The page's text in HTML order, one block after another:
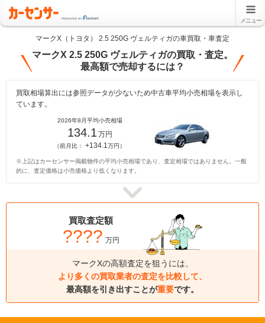
メニュー
マークX（トヨタ） 2.5 250G ヴェルティガの車買取・車査定
マークX 2.5 250G ヴェルティガの買取・査定。
最高額で売却するには？
買取相場算出には参照データが少ないため中古車平均小売相場を表示し
ています。
2026年8月平均小売相場
134.1 万円
（前月比：+134.1万円）
※上記はカーセンサー掲載物件の平均小売相場であり、査定相場ではありません。一般
的に、査定価格は小売価格より低くなります。
買取査定額
???? 万円
マークXの高額査定を狙うには、
より多くの買取業者の査定を比較して、
最高額を引き出すことが重要です。